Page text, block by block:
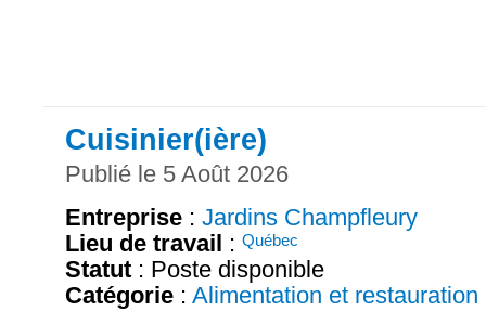
Cuisinier(ière)
Publié le 5 Août 2026
Entreprise : Jardins Champfleury
Lieu de travail : Québec
Statut : Poste disponible
Catégorie : Alimentation et restauration